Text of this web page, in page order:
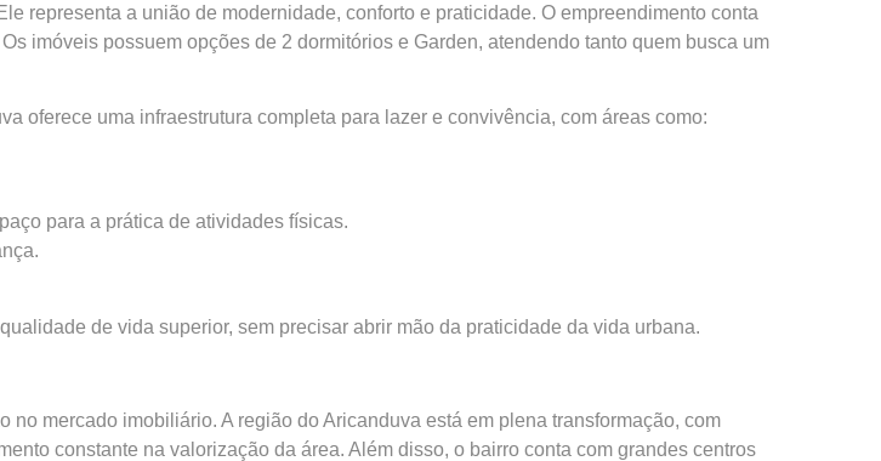
representa a união de modernidade, conforto e praticidade. O empreendimento conta
imóveis possuem opções de 2 dormitórios e Garden, atendendo tanto quem busca um
oferece uma infraestrutura completa para lazer e convivência, com áreas como:
para a prática de atividades físicas.
de vida superior, sem precisar abrir mão da praticidade da vida urbana.
mercado imobiliário. A região do Aricanduva está em plena transformação, com
constante na valorização da área. Além disso, o bairro conta com grandes centros